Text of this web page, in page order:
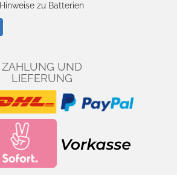
Hinweise zu Batterien
ZAHLUNG UND
LIEFERUNG